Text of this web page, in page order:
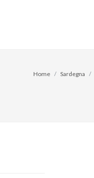
Home Sardegna